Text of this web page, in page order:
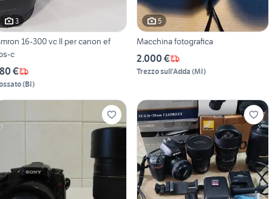
3
16-300 vc II per canon ef
c
€
(BI)
5
Macchina fotografica
2.000 €
Trezzo sull'Adda (MI)